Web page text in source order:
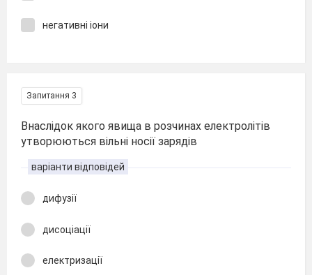
негативні іони
Запитання 3
Внаслідок якого явища в розчинах електролітів
утворюються вільні носії зарядів
варіанти відповідей
дифузії
дисоціації
електризації